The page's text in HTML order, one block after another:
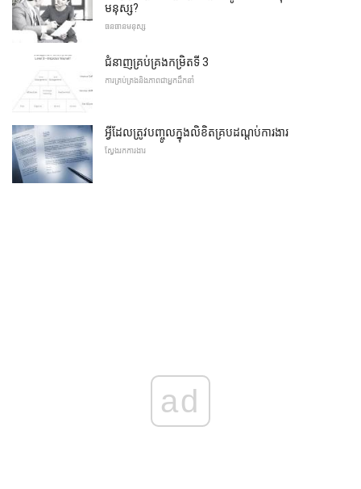
មនុស្ស?
ធនធានមនុស្ស
ជំនាញគ្រប់គ្រងកម្រិតទី 3
ការគ្រប់គ្រងនិងភាពជាអ្នកដឹកនាំ
អ្វីដែលត្រូវបញ្ចូលក្នុងលិខិតគ្របដណ្តប់ការងារ
ស្វែងរកការងារ
ad